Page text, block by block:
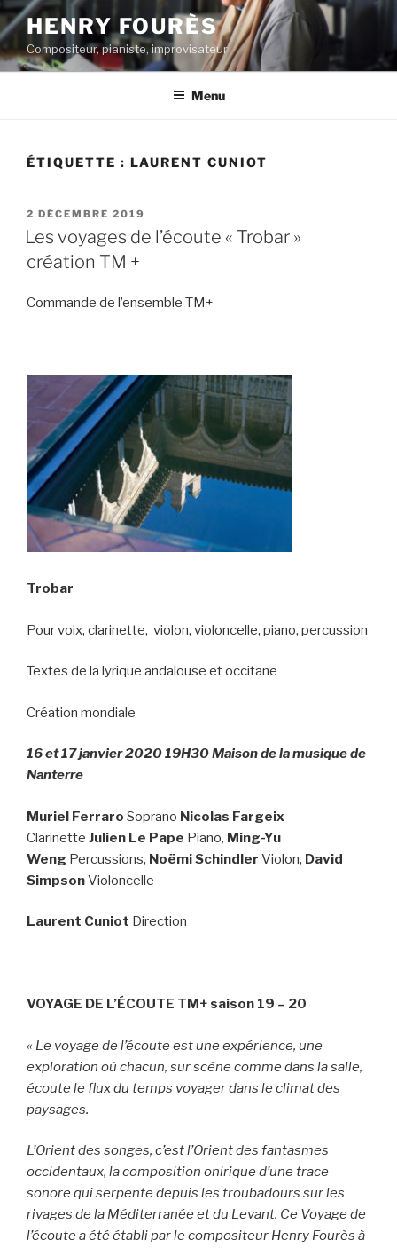
Aller
au
contenu
principal
HENRY FOURÈS
Compositeur, pianiste, improvisateur
Menu
ÉTIQUETTE : LAURENT CUNIOT
PUBLIÉ
LE
2 DÉCEMBRE 2019
Les voyages de l’écoute « Trobar »
création TM +
Commande de l’ensemble TM+
Trobar
Pour voix, clarinette, violon, violoncelle, piano, percussion
Textes de la lyrique andalouse et occitane
Création mondiale
16 et 17 janvier 2020 19H30 Maison de la musique de
Nanterre
Muriel Ferraro Soprano Nicolas Fargeix
Clarinette Julien Le Pape Piano, Ming-Yu
Weng Percussions, Noëmi Schindler Violon, David
SimpsonVioloncelle
Laurent Cuniot Direction
VOYAGE DE L’ÉCOUTE TM+ saison 19 – 20
« Le voyage de l’écoute est une expérience, une
exploration où chacun, sur scène comme dans la salle,
écoute le flux du temps voyager dans le climat des
paysages.
L’Orient des songes, c’est l’Orient des fantasmes
occidentaux, la composition onirique d’une trace
sonore qui serpente depuis les troubadours sur les
rivages de la Méditerranée et du Levant. Ce Voyage de
l’écoute a été établi par le compositeur Henry Fourès à